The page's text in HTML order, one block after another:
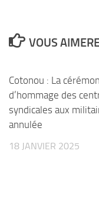
VOUS
Cotonou : La
d’hommage des
syndicales aux
annulée
18 JANVIER 2025